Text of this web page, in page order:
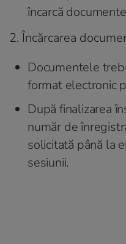
încarcă
2. Încărcarea
Documentele
format electronic
După finalizarea
număr de
solicitată până la
sesiunii.